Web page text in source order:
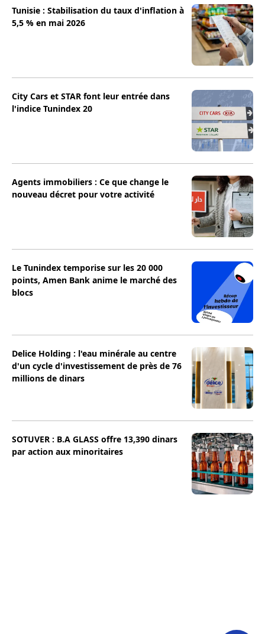
Tunisie : Stabilisation du taux d'inflation à
5,5 % en mai 2026
City Cars et STAR font leur entrée dans
l'indice Tunindex 20
Agents immobiliers : Ce que change le
nouveau décret pour votre activité
Le Tunindex temporise sur les 20 000
points, Amen Bank anime le marché des
blocs
Delice Holding : l'eau minérale au centre
d'un cycle d'investissement de près de 76
millions de dinars
SOTUVER : B.A GLASS offre 13,390 dinars
par action aux minoritaires